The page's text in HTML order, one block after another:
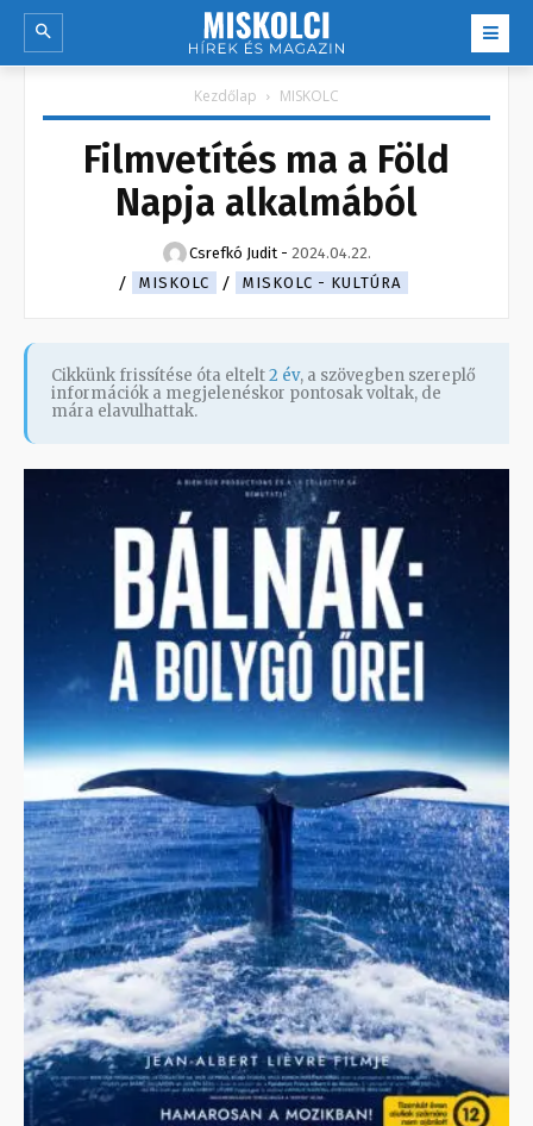
Kezdőlap MISKOLC
Filmvetítés ma a Föld
Napja alkalmából
Csrefkó Judit - 2024.04.22.
MISKOLC
MISKOLC - KULTÚRA
Cikkünk frissítése óta eltelt2 év, a szövegben szereplő
információk a megjelenéskor pontosak voltak, de
mára elavulhattak.